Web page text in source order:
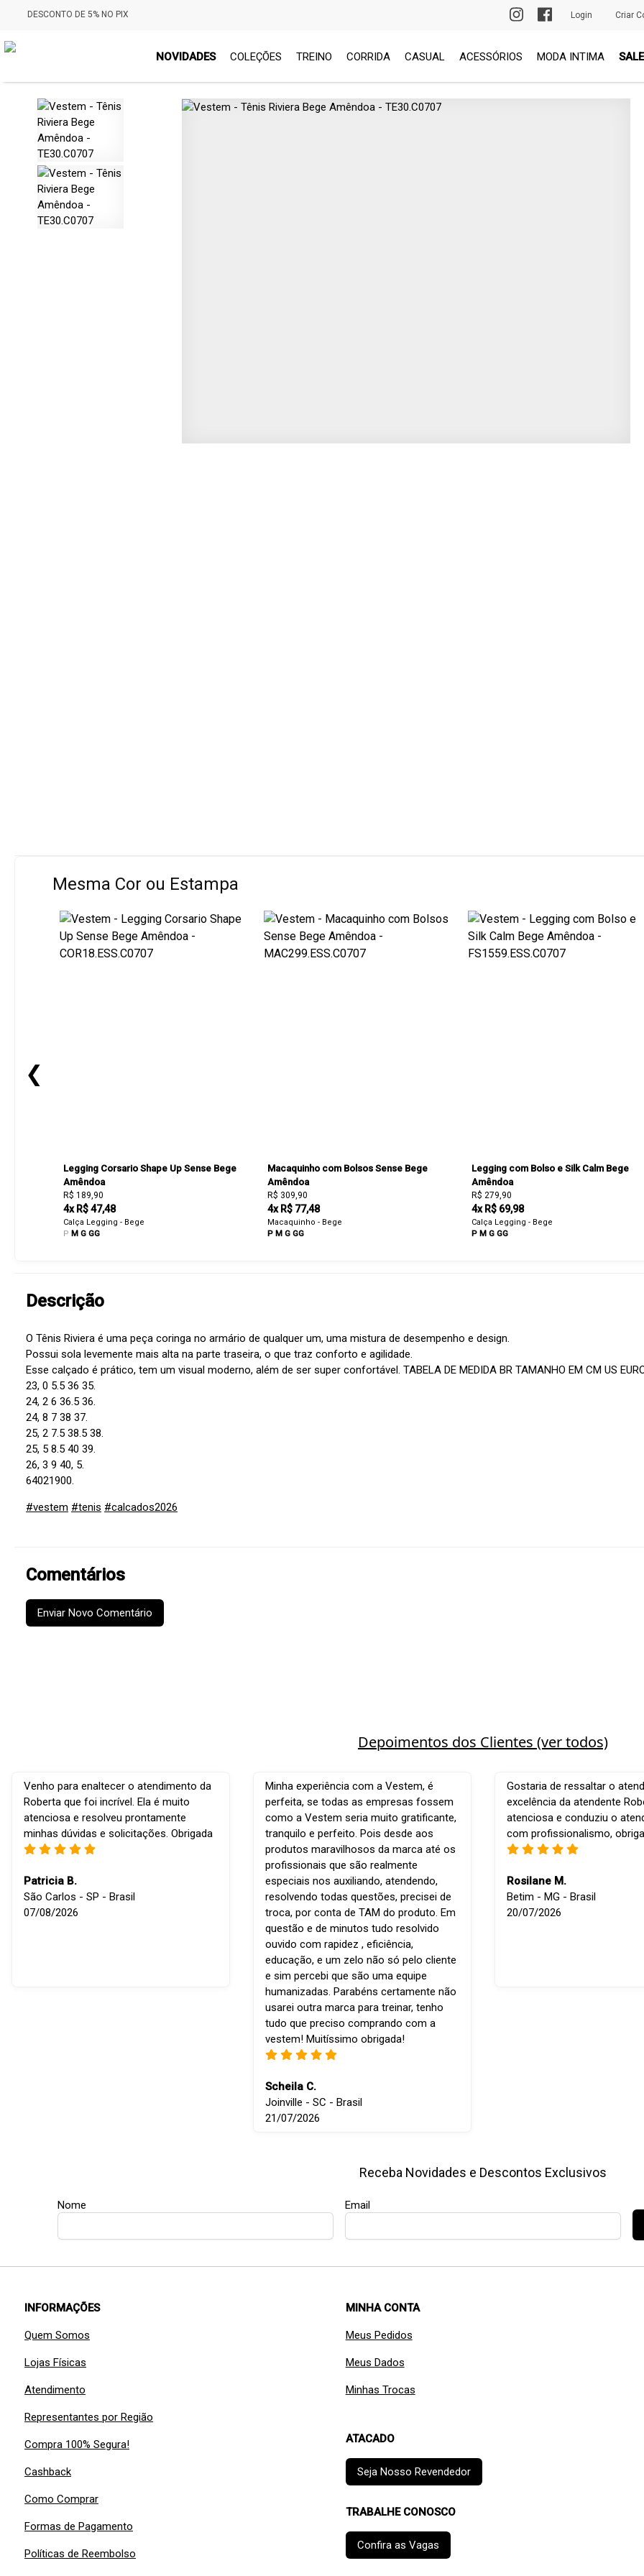
DESCONTO DE 5% NO PIX PRIMEIRA TROCA GRÁTIS Criar
Login
NOVIDADES COLEÇÕES TREINO CORRIDA CASUAL ACESSÓRIOS MODA INTIMA SALE
Mesma Cor ou Estampa
❮
Legging Corsario Shape Up Sense Bege
Amêndoa
R$ 189,90
4x R$ 47,48
Calça Legging - Bege
P M G GG
Macaquinho com Bolsos Sense Bege
Amêndoa
R$ 309,90
4x R$ 77,48
Macaquinho - Bege
P M G GG
Legging com Bolso e Silk Calm Bege
Amêndoa
R$ 279,90
4x R$ 69,98
Calça Legging - Bege
P M G GG
Descrição
O Tênis Riviera é uma peça coringa no armário de qualquer um, uma mistura de desempenho e design.
Possui sola levemente mais alta na parte traseira, o que traz conforto e agilidade.
Esse calçado é prático, tem um visual moderno, além de ser super confortável. TABELA DE MEDIDA BR TAMANHO EM CM US
23, 0 5.5 36 35.
24, 2 6 36.5 36.
24, 8 7 38 37.
25, 2 7.5 38.5 38.
25, 5 8.5 40 39.
26, 3 9 40, 5.
64021900.
#vestem #tenis #calcados2026
Comentários
Enviar Novo Comentário
Depoimentos dos Clientes (ver todos)
Venho para enaltecer o atendimento da
Roberta que foi incrível. Ela é muito
atenciosa e resolveu prontamente
minhas dúvidas e solicitações. Obrigada
Patricia B.
São Carlos - SP - Brasil
07/08/2026
Minha experiência com a Vestem, é
perfeita, se todas as empresas fossem
como a Vestem seria muito gratificante,
tranquilo e perfeito. Pois desde aos
produtos maravilhosos da marca até os
profissionais que são realmente
especiais nos auxiliando, atendendo,
resolvendo todas questões, precisei de
troca, por conta de TAM do produto. Em
questão e de minutos tudo resolvido
ouvido com rapidez , eficiência,
educação, e um zelo não só pelo cliente
e sim percebi que são uma equipe
humanizadas. Parabéns certamente não
usarei outra marca para treinar, tenho
tudo que preciso comprando com a
vestem! Muitíssimo obrigada!
Scheila C.
Joinville - SC - Brasil
21/07/2026
Gostaria de ressaltar o
excelência da atendente
atenciosa e conduziu o
com profissionalismo,
Rosilane M.
Betim - MG - Brasil
20/07/2026
Receba Novidades e Descontos Exclusivos
Nome Email
INFORMAÇÕES
Quem Somos
Lojas Físicas
Atendimento
Representantes por Região
Compra 100% Segura!
Cashback
Como Comprar
Formas de Pagamento
Políticas de Reembolso
MINHA CONTA
Meus Pedidos
Meus Dados
Minhas Trocas
ATACADO
Seja Nosso Revendedor
TRABALHE CONOSCO
Confira as Vagas